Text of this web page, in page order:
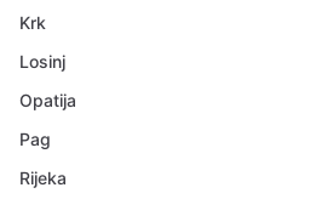
Krk
Losinj
Opatija
Pag
Rijeka